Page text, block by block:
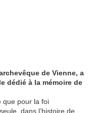
de Vienne, a
dédié à la mémoire de
que pour la foi
dans l’histoire de